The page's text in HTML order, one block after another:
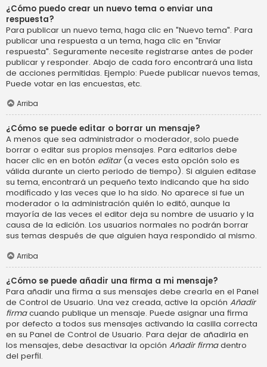
¿Cómo puedo crear un nuevo tema o enviar una
respuesta?
Para publicar un nuevo tema, haga clic en "Nuevo tema". Para
publicar una respuesta a un tema, haga clic en "Enviar
respuesta". Seguramente necesite registrarse antes de poder
publicar y responder. Abajo de cada foro encontrará una lista
de acciones permitidas. Ejemplo: Puede publicar nuevos temas,
Puede votar en las encuestas, etc.
Arriba
¿Cómo se puede editar o borrar un mensaje?
A menos que sea administrador o moderador, solo puede
borrar o editar sus propios mensajes. Para editarlos debe
hacer clic en en botón editar(a veces esta opción solo es
válida durante un cierto periodo de tiempo). Si alguien editase
su tema, encontrará un pequeño texto indicando que ha sido
modificado y las veces que lo ha sido. No aparece si fue un
moderador o la administración quién lo editó, aunque la
mayoría de las veces el editor deja su nombre de usuario y la
causa de la edición. Los usuarios normales no podrán borrar
sus temas después de que alguien haya respondido al mismo.
Arriba
¿Cómo se puede añadir una firma a mi mensaje?
Para añadir una firma a sus mensajes debe crearla en el Panel
de Control de Usuario. Una vez creada, active la opción Añadir
firmacuando publique un mensaje. Puede asignar una firma
por defecto a todos sus mensajes activando la casilla correcta
en su Panel de Control de Usuario. Para dejar de añadirla en
los mensajes, debe desactivar la opción Añadir firmadentro
del perfil.